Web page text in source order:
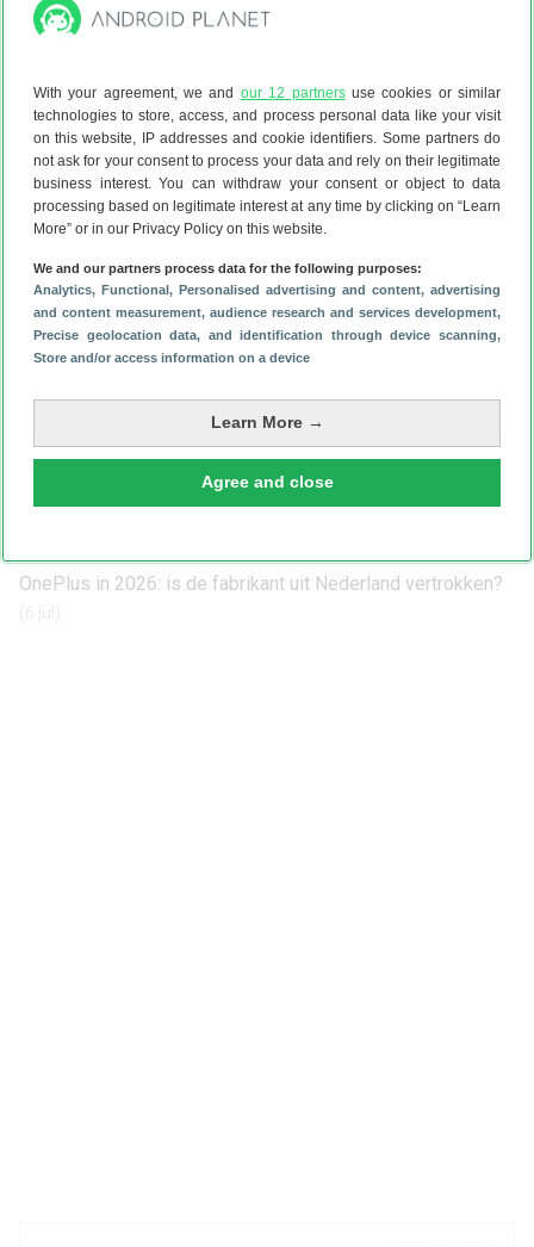
With your agreement, we and our 12 partnersuse cookies or similar
technologies to store, access, and process personal data like your visit
on this website, IP addresses and cookie identifiers. Some partners do
not ask for your consent to process your data and rely on their legitimate
business interest. You can withdraw your consent or object to data
processing based on legitimate interest at any time by clicking on “Learn
More” or in our Privacy Policy on this website.
We and our partners process data for the following purposes:
Analytics, Functional, Personalised advertising and content, advertising
and content measurement, audience research and services development,
Precise geolocation data, and identification through device scanning,
Store and/or access information on a device
Learn More →
Agree and close
Download de Android Planet-app
Schrijf je in voor onze nieuwsbrief
Lees het laatste nieuws over OnePlus:
Heeft jouw smartphone een update gekregen? Check het
overzicht (31 jul)
Opinie: Oppo heeft OnePlus langzaam de nek omgedraaid
OnePlus in 2026: is de fabrikant uit Nederland vertrokken?